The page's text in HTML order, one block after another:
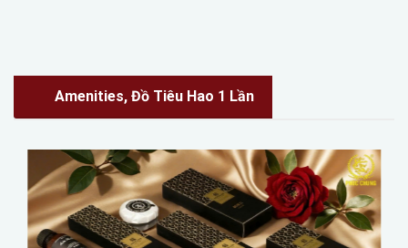
Amenities, Đồ Tiêu Hao 1 Lần